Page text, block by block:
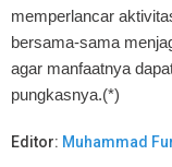
memperlancar
bersama-sama
agar manfaatnya
pungkasnya.(*)
Editor: Muhammad